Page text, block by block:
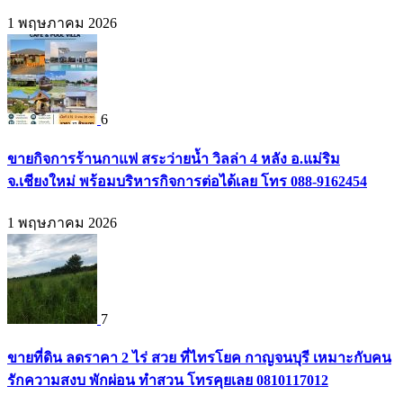
1 พฤษภาคม 2026
6
ขายกิจการร้านกาแฟ สระว่ายน้ำ วิลล่า 4 หลัง อ.แม่ริม
จ.เชียงใหม่ พร้อมบริหารกิจการต่อได้เลย โทร 088-9162454
1 พฤษภาคม 2026
7
ขายที่ดิน ลดราคา 2 ไร่ สวย ที่ไทรโยค กาญจนบุรี เหมาะกับคน
รักความสงบ พักผ่อน ทำสวน โทรคุยเลย 0810117012